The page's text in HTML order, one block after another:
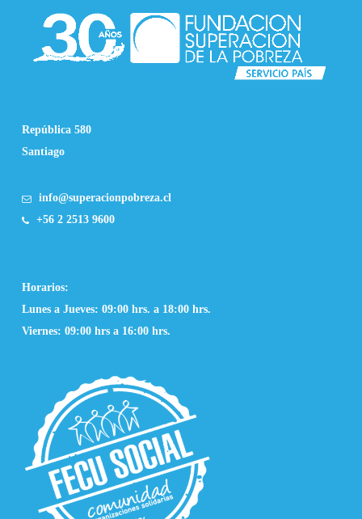
República 580
Santiago
info@superacionpobreza.cl
+56 2 2513 9600
Horarios:
Lunes a Jueves: 09:00 hrs. a 18:00 hrs.
Viernes: 09:00 hrs a 16:00 hrs.